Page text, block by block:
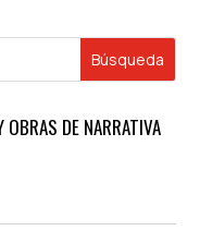
DE NARRATIVA